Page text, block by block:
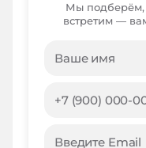
Мы подберём,
встретим —